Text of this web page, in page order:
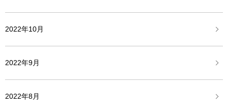
2022年10月
2022年9月
2022年8月